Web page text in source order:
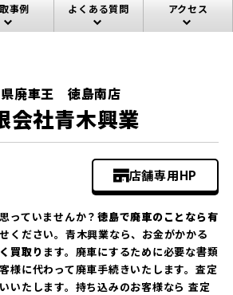
事例 よくある質問 アクセス
廃車王 徳島南店
会社青木興業
店舗専用HP
っていませんか？徳島で廃車のことなら有
ください。青木興業なら、お金がかかる
買取り ます。廃車にするために必要な書類
様に代わって廃車手続きいたします。査定
いたします。持ち込みのお客様なら 査定